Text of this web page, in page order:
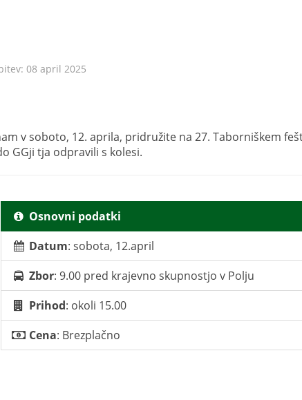
08 april 2025
v soboto, 12. aprila, pridružite na 27. Taborniškem
GGji tja odpravili s kolesi.
Osnovni podatki
Datum: sobota, 12.april
Zbor: 9.00 pred krajevno skupnostjo v Polju
Prihod: okoli 15.00
Cena: Brezplačno